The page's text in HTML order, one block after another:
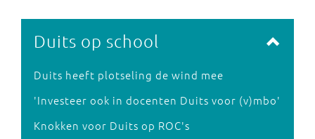
Duits op school
Duits heeft plotseling de wind mee
'Investeer ook in docenten Duits voor (v)mbo'
Knokken voor Duits op ROC's